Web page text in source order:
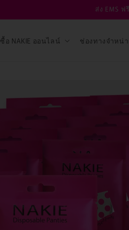
ส่ง EMS
ซื้อ NAKIE ออนไลน์ ช่องทางจำหน่